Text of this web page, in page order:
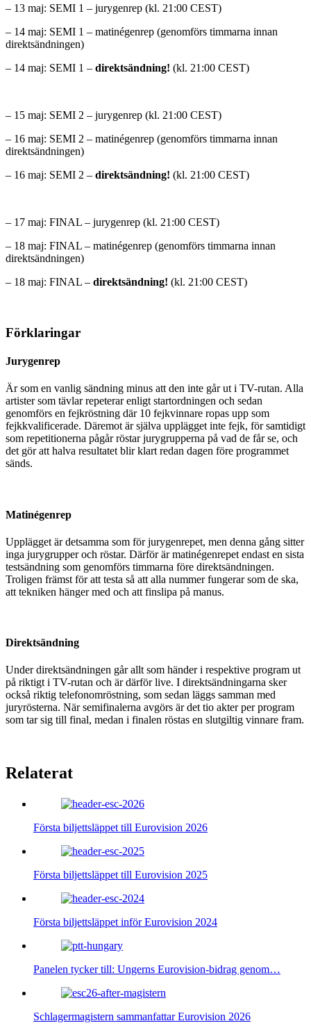
– 13 maj: SEMI 1 – jurygenrep (kl. 21:00 CEST)
– 14 maj: SEMI 1 – matinégenrep (genomförs timmarna innan
direktsändningen)
– 14 maj: SEMI 1 – direktsändning! (kl. 21:00 CEST)
– 15 maj: SEMI 2 – jurygenrep (kl. 21:00 CEST)
– 16 maj: SEMI 2 – matinégenrep (genomförs timmarna innan
direktsändningen)
– 16 maj: SEMI 2 – direktsändning! (kl. 21:00 CEST)
– 17 maj: FINAL – jurygenrep (kl. 21:00 CEST)
– 18 maj: FINAL – matinégenrep (genomförs timmarna innan
direktsändningen)
– 18 maj: FINAL – direktsändning! (kl. 21:00 CEST)
Förklaringar
Jurygenrep
Är som en vanlig sändning minus att den inte går ut i TV-rutan. Alla
artister som tävlar repeterar enligt startordningen och sedan
genomförs en fejkröstning där 10 fejkvinnare ropas upp som
fejkkvalificerade. Däremot är själva upplägget inte fejk, för samtidigt
som repetitionerna pågår röstar jurygrupperna på vad de får se, och
det gör att halva resultatet blir klart redan dagen före programmet
sänds.
Matinégenrep
Upplägget är detsamma som för jurygenrepet, men denna gång sitter
inga jurygrupper och röstar. Därför är matinégenrepet endast en sista
testsändning som genomförs timmarna före direktsändningen.
Troligen främst för att testa så att alla nummer fungerar som de ska,
att tekniken hänger med och att finslipa på manus.
Direktsändning
Under direktsändningen går allt som händer i respektive program ut
på riktigt i TV-rutan och är därför live. I direktsändningarna sker
också riktig telefonomröstning, som sedan läggs samman med
juryrösterna. När semifinalerna avgörs är det tio akter per program
som tar sig till final, medan i finalen röstas en slutgiltig vinnare fram.
Relaterat
Första biljettsläppet till Eurovision 2026
Första biljettsläppet till Eurovision 2025
Första biljettsläppet inför Eurovision 2024
Panelen tycker till: Ungerns Eurovision-bidrag genom…
Schlagermagistern sammanfattar Eurovision 2026